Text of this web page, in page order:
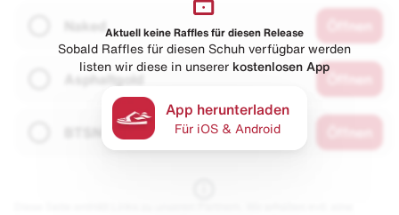
Naked
Asphaltgold
Aktuell keine Raffles für diesen Release
Sobald Raffles für diesen Schuh verfügbar werden
listen wir diese in unserer kostenlosen App
App herunterladen
Für iOS & Android